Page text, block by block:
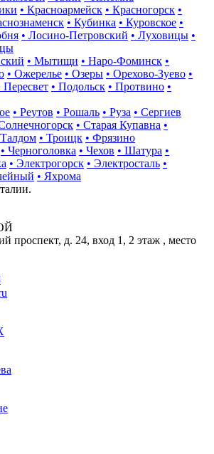
• Красноармейск • Красногорск •
• Кубинка • Куровское •
• Лосино-Петровский • Луховицы •
• Мытищи • Наро-Фоминск •
• Ожерелье • Озеры • Орехово-Зуево •
Пересвет • Подольск • Протвино •
• Реутов • Рошаль • Руза • Сергиев
• Старая Купавна •
Талдом • Троицк • Фрязино
• Черноголовка • Чехов • Шатура •
• Электрогорск • Электросталь •
• Яхрома
проспект, д. 24, вход 1, 2 этаж , место